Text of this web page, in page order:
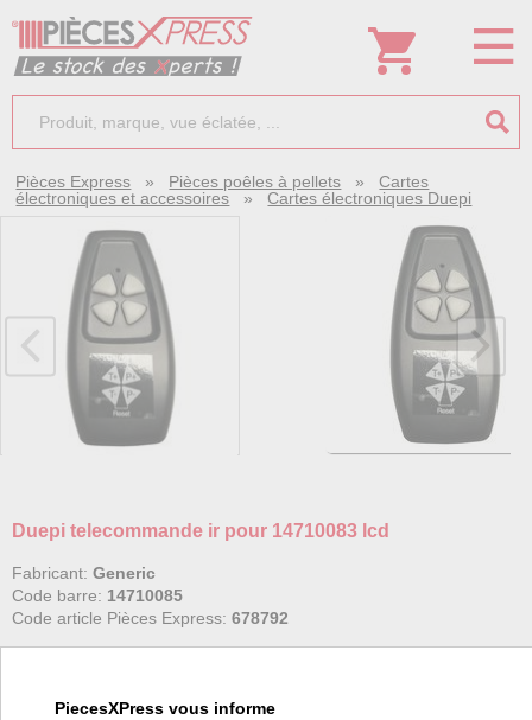
Pièces Express » Pièces poêles à pellets »Cartes
électroniques et accessoires »Cartes électroniques Duepi
Duepi telecommande ir pour 14710083 lcd
Fabricant: Generic
Code barre: 14710085
Code article Pièces Express: 678792
transport pour commande spéciale. Ces frais viendront s'ajouter
PiecesXPress vous informe